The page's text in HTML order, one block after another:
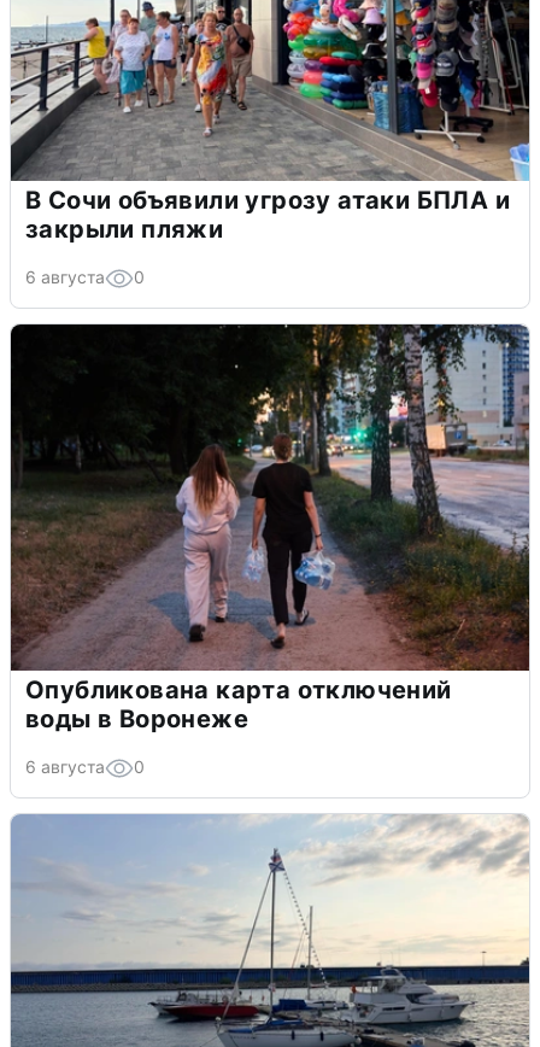
В Сочи объявили угрозу атаки БПЛА и
закрыли пляжи
6 августа 0
Опубликована карта отключений
воды в Воронеже
6 августа 0